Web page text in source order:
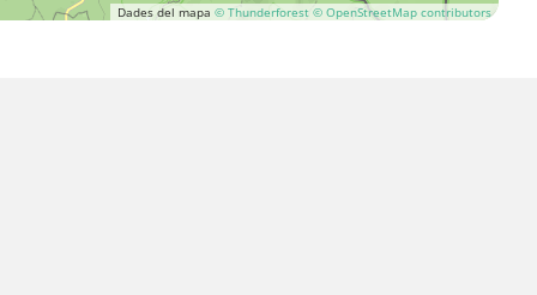
Dades del mapa © Thunderforest © OpenStreetMap contributors